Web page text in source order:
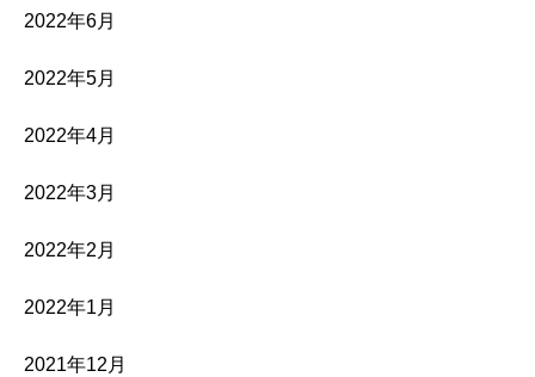
2022年6月
2022年5月
2022年4月
2022年3月
2022年2月
2022年1月
2021年12月